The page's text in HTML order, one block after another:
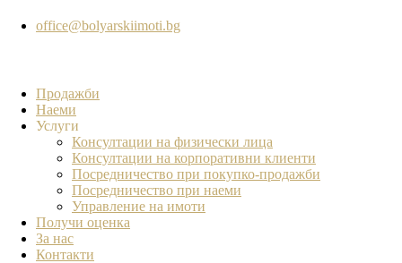
office@bolyarskiimoti.bg
Продажби
Наеми
Услуги
Консултации на физически лица
Консултации на корпоративни клиенти
Посредничество при покупко-продажби
Посредничество при наеми
Управление на имоти
Получи оценка
За нас
Контакти